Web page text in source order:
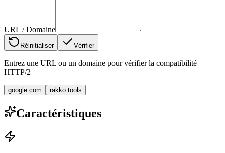
URL / Domaine
Réinitialiser Vérifier
Entrez une URL ou un domaine pour vérifier la compatibilité
HTTP/2
google.com rakko.tools
Caractéristiques